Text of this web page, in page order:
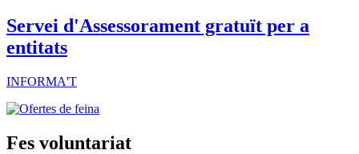
Servei d'Assessorament gratuït per a
entitats
INFORMA'T
Fes voluntariat